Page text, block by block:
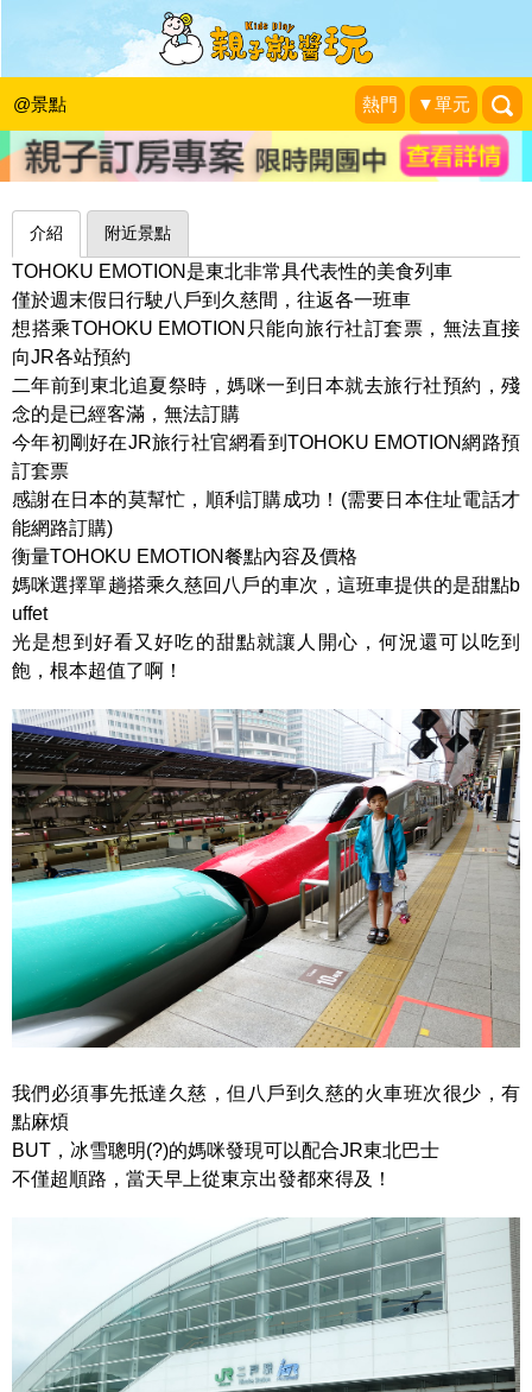
@景點 熱門 ▼單元
美食＋美景，東北特色列車甜點吃到飽
～日本TOHOKU EMOTION
媽咪♥爸比♥小毛 一家三口最重要的小事|2019-11-16
介紹 附近景點
TOHOKU EMOTION是東北非常具代表性的美食列車
僅於週末假日行駛八戶到久慈間，往返各一班車
想搭乘TOHOKU EMOTION只能向旅行社訂套票，無法直接
向JR各站預約
二年前到東北追夏祭時，媽咪一到日本就去旅行社預約，殘
念的是已經客滿，無法訂購
今年初剛好在JR旅行社官網看到TOHOKU EMOTION網路預
訂套票
感謝在日本的莫幫忙，順利訂購成功！(需要日本住址電話才
能網路訂購)
衡量TOHOKU EMOTION餐點內容及價格
媽咪選擇單趟搭乘久慈回八戶的車次，這班車提供的是甜點b
uffet
光是想到好看又好吃的甜點就讓人開心，何況還可以吃到
飽，根本超值了啊！
我們必須事先抵達久慈，但八戶到久慈的火車班次很少，有
點麻煩
BUT，冰雪聰明(?)的媽咪發現可以配合JR東北巴士
不僅超順路，當天早上從東京出發都來得及！